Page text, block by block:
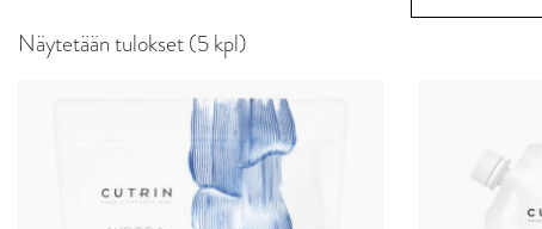
Näytetään tulokset (5 kpl)